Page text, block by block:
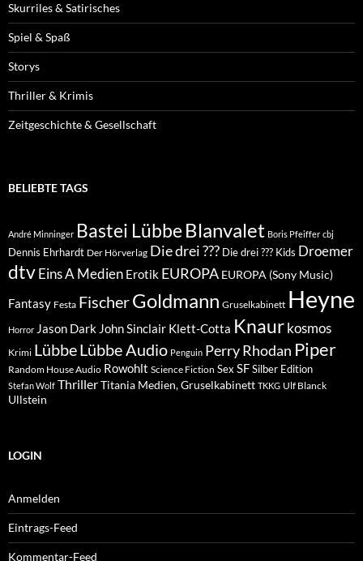
Skurriles & Satirisches
Spiel & Spaß
Storys
Thriller & Krimis
Zeitgeschichte & Gesellschaft
BELIEBTE TAGS
André Minninger Bastei Lübbe Blanvalet Boris Pfeiffer cbj
Dennis Ehrhardt Der Hörverlag Die drei ??? Die drei ??? Kids Droemer
dtvEins A Medien Erotik EUROPA EUROPA (Sony Music)
Fantasy Festa FischerGoldmann Gruselkabinett Heyne
Horror Jason Dark John Sinclair Klett-Cotta Knaur kosmos
Krimi LübbeLübbe Audio Penguin Perry Rhodan Piper
Random House Audio Rowohlt Science Fiction Sex SFSilber Edition
Stefan Wolf ThrillerTitania Medien, Gruselkabinett TKKG Ulf Blanck
Ullstein
LOGIN
Anmelden
Eintrags-Feed
Kommentar-Feed